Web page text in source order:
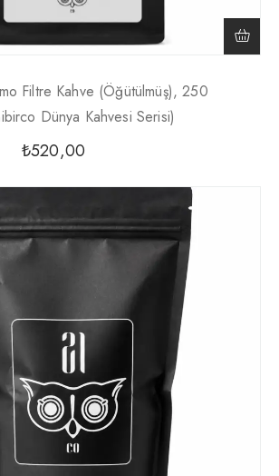
Filtre Kahve (Öğütülmüş), 250
Dünya Kahvesi Serisi)
₺520,00